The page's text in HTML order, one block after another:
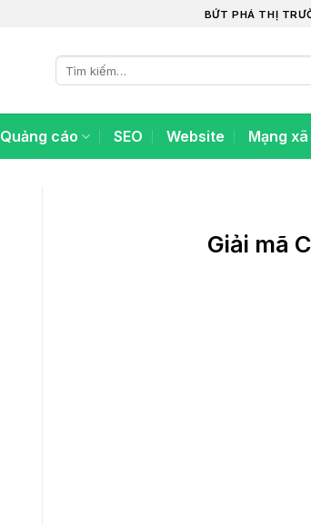
BỨT PHÁ THỊ
Tìm
kiếm:
Quảng cáo SEO Website Mạng
Giải mã